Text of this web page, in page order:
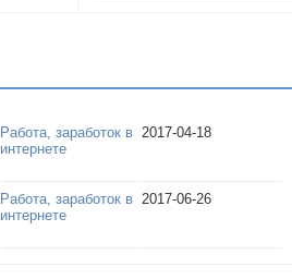
Работа, заработок в
интернете
2017-04-18
Работа, заработок в
интернете
2017-06-26